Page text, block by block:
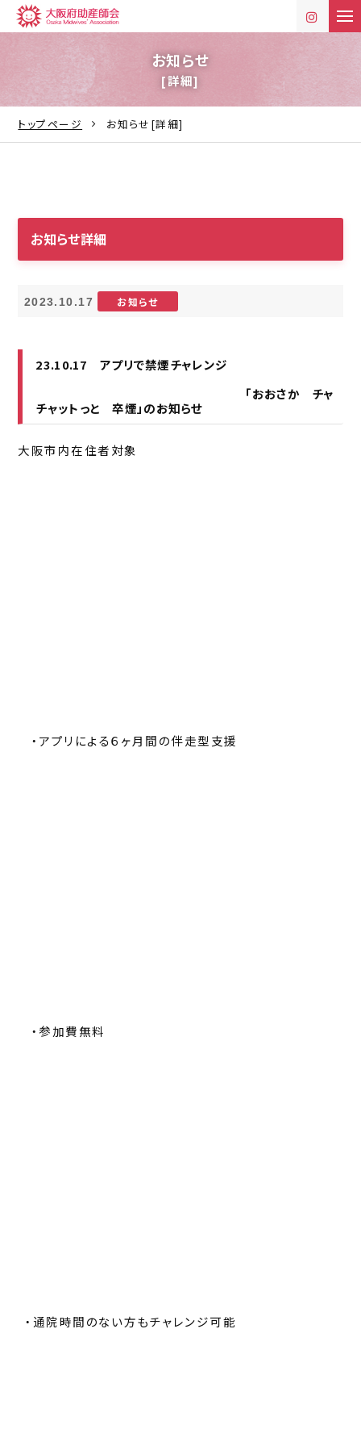
t
o
a
g
お知らせ
[詳細]
トップページ お知らせ[詳細]
お知らせ詳細
2023.10.17 お知らせ
23.10.17 アプリで禁煙チャレンジ
「おおさか チャ
チャットっと 卒煙」のお知らせ
大阪市内在住者対象
・アプリによる６ヶ月間の伴走型支援
・参加費無料
・通院時間のない方もチャレンジ可能